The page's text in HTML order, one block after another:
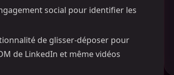
social pour identifier les
de glisser-déposer pour
de LinkedIn et même vidéos